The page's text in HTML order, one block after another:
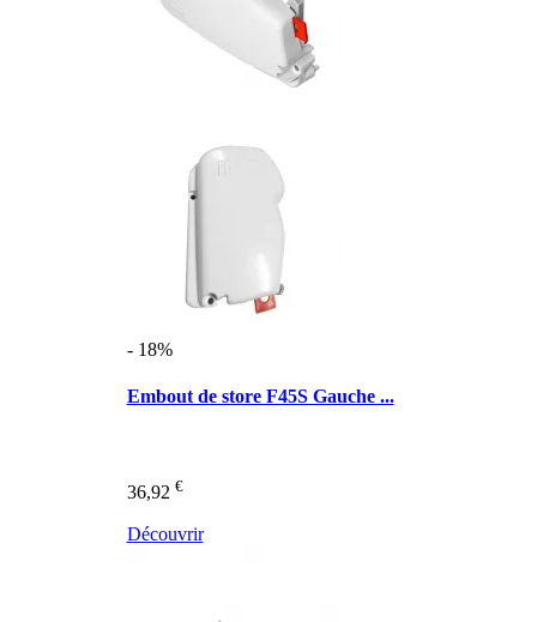
- 18%
Embout de store F45S Gauche ...
36,92 €
Découvrir